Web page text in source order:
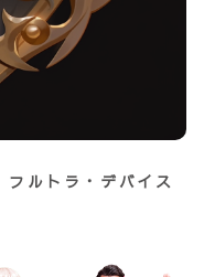
フルトラ・デバイス